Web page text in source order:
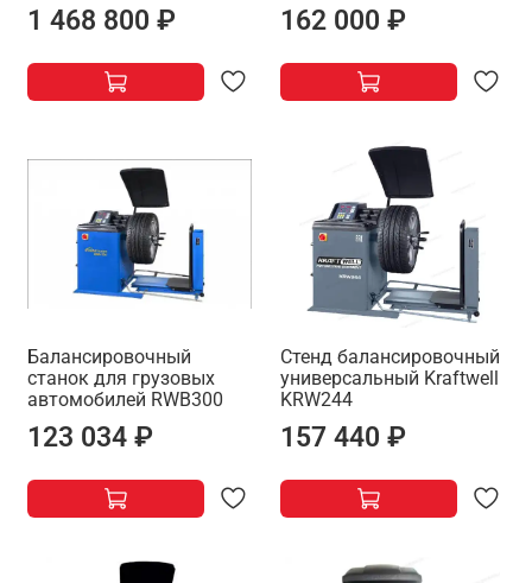
1 468 800 ₽ 162 000 ₽
Балансировочный
станок для грузовых
автомобилей RWB300
123 034 ₽
Стенд балансировочный
универсальный Kraftwell
KRW244
157 440 ₽